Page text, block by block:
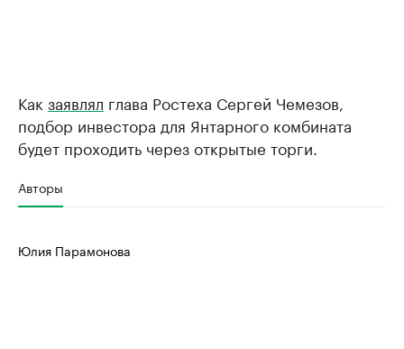
Как заявлял глава Ростеха Сергей Чемезов,
подбор инвестора для Янтарного комбината
будет проходить через открытые торги.
Авторы
Юлия Парамонова